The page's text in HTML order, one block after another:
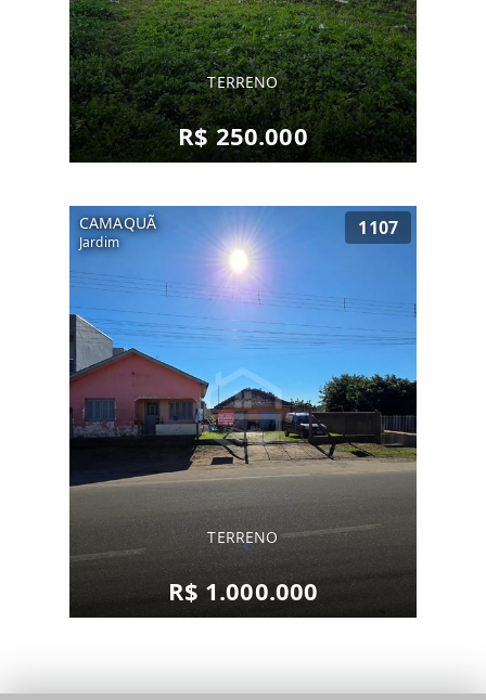
TERRENO
R$ 250.000
CAMAQUÃ
Jardim
1107
TERRENO
R$ 1.000.000